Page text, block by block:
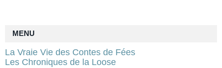
MENU
La Vraie Vie des Contes de Fées
Les Chroniques de la Loose